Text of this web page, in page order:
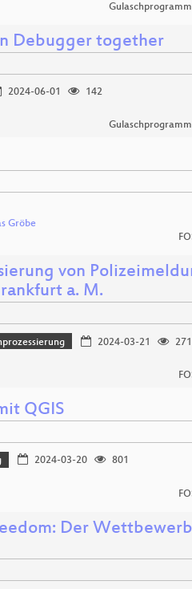
Debugger together
2024-06-01
142
Gröbe
von
a. M.
2024-03-21
271
QGIS
2024-03-20
801
Der